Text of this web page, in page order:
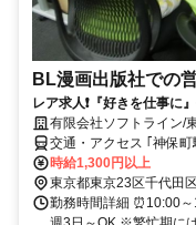
BL漫画出版社での
レア求人❗『好きを仕事に
有限会社ソフトライン
交通・アクセス ｢神保
時給1,300円以上
東京都東京23区千代田
勤務時間詳細 ⏰10:00